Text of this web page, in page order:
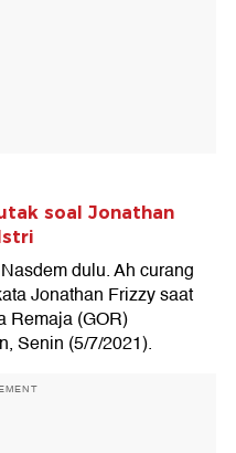
soal Jonathan
dulu. Ah curang
Jonathan Frizzy saat
Remaja (GOR)
Senin (5/7/2021).